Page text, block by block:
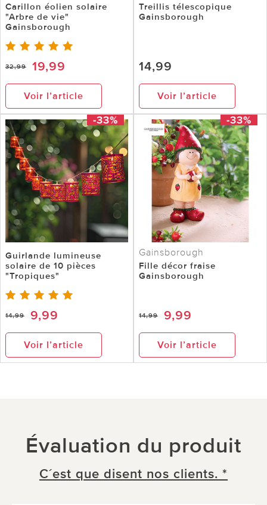
Carillon éolien solaire
"Arbre de vie"
Gainsborough
32,99 19,99
Voir l’article
Treillis télescopique
Gainsborough
14,99
Voir l’article
-33%
Guirlande lumineuse
solaire de 10 pièces
"Tropiques"
14,99 9,99
Voir l’article
-33%
Gainsborough
Fille décor fraise
Gainsborough
14,99 9,99
Voir l’article
Évaluation du produit
C´est que disent nos clients. *